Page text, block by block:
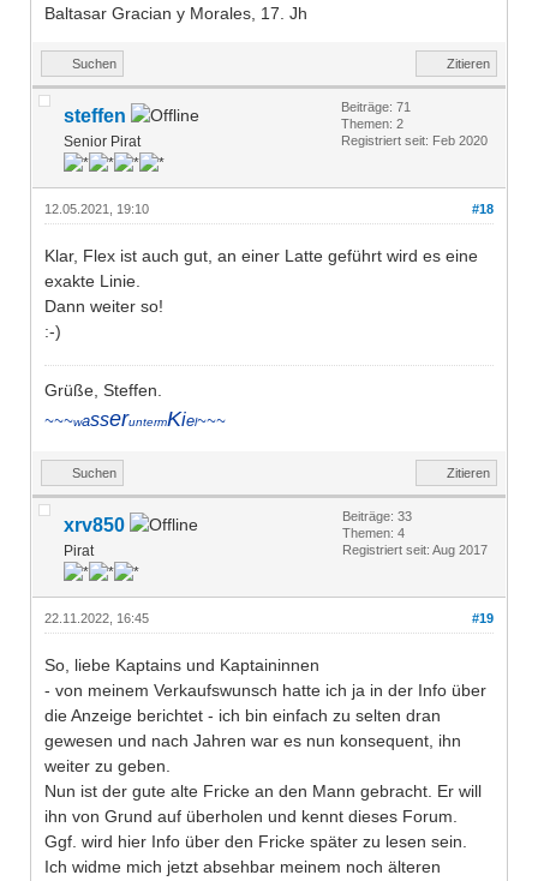
Baltasar Gracian y Morales, 17. Jh
Suchen Zitieren
steffen
Senior Pirat
Beiträge: 71
Themen: 2
Registriert seit: Feb 2020
#18
12.05.2021, 19:10
Klar, Flex ist auch gut, an einer Latte geführt wird es eine
exakte Linie.
Dann weiter so!
:-)
Grüße, Steffen.
~~~wasseruntermKiel~~~
Suchen Zitieren
xrv850
Pirat
Beiträge: 33
Themen: 4
Registriert seit: Aug 2017
#19
22.11.2022, 16:45
So, liebe Kaptains und Kaptaininnen
- von meinem Verkaufswunsch hatte ich ja in der Info über
die Anzeige berichtet - ich bin einfach zu selten dran
gewesen und nach Jahren war es nun konsequent, ihn
weiter zu geben.
Nun ist der gute alte Fricke an den Mann gebracht. Er will
ihn von Grund auf überholen und kennt dieses Forum.
Ggf. wird hier Info über den Fricke später zu lesen sein.
Ich widme mich jetzt absehbar meinem noch älteren